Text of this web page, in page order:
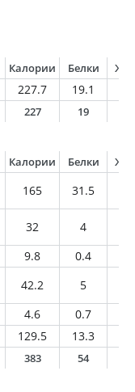
Калории Белки
227.7 19.1
227 19
Калории Белки
165 31.5
32 4
9.8 0.4
42.2 5
4.6 0.7
129.5 13.3
383 54